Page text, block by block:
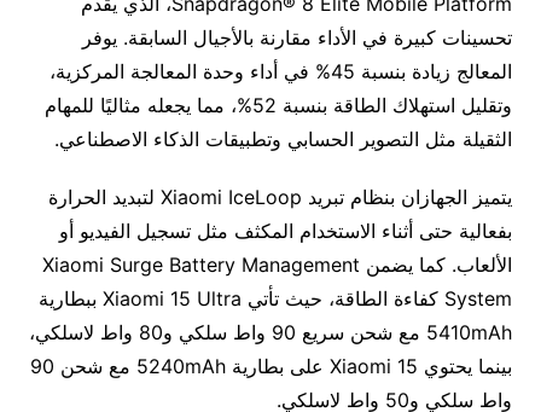
تحسينات كبيرة في الأداء مقارنة بالأجيال السابقة. يوفر
المعالج زيادة بنسبة 45% في أداء وحدة المعالجة المركزية،
وتقليل استهلاك الطاقة بنسبة 52%، مما يجعله مثاليًا للمهام
الثقيلة مثل التصوير الحسابي وتطبيقات الذكاء الاصطناعي.
يتميز الجهازان بنظام تبريد Xiaomi IceLoop لتبديد الحرارة
بفعالية حتى أثناء الاستخدام المكثف مثل تسجيل الفيديو أو
الألعاب. كما يضمن Xiaomi Surge Battery Management
System كفاءة الطاقة، حيث تأتي Xiaomi 15 Ultra ببطارية
5410mAh مع شحن سريع 90 واط سلكي و80 واط لاسلكي،
بينما يحتوي Xiaomi 15 على بطارية 5240mAh مع شحن 90
واط سلكي و50 واط لاسلكي.